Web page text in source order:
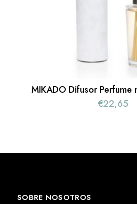
MIKADO Difusor Perfume
€22,65
SOBRE NOSOTROS